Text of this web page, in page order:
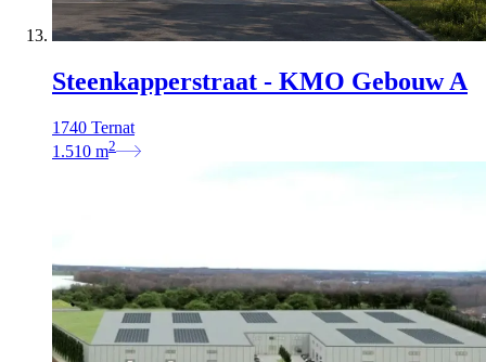
Steenkapperstraat - KMO Gebouw A
1740 Ternat
1.510 m2